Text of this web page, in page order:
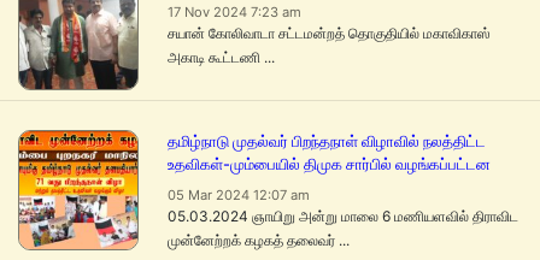
17 Nov 2024 7:23 am
சயான் கோலிவாடா சட்டமன்றத் தொகுதியில் மகாவிகாஸ்
அகாடி கூட்டணி ...
தமிழ்நாடு முதல்வர் பிறந்தநாள் விழாவில் நலத்திட்ட
உதவிகள்-மும்பையில் திமுக சார்பில் வழங்கப்பட்டன
05 Mar 2024 12:07 am
05.03.2024 ஞாயிறு அன்று மாலை 6 மணியளவில் திராவிட
முன்னேற்றக் கழகத் தலைவர் ...